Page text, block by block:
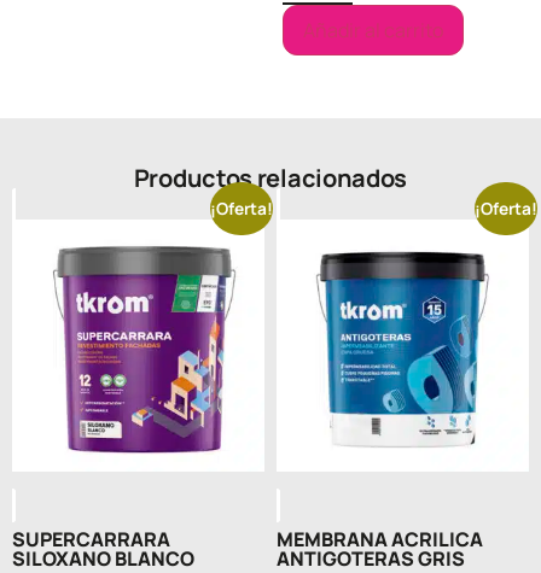
Añadir al carrito
Productos relacionados
¡Oferta!
SUPERCARRARA
SILOXANO BLANCO
¡Oferta!
MEMBRANA ACRILICA
ANTIGOTERAS GRIS